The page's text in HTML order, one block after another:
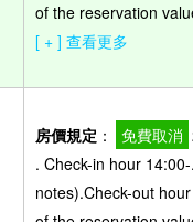
of the reservation
[ + ] 查看更多
房價規定 ： 免費取消
. Check-in hour
notes).Check-out